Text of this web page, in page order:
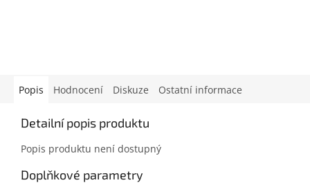
Popis Hodnocení Diskuze Ostatní informace
Detailní popis produktu
Popis produktu není dostupný
Doplňkové parametry